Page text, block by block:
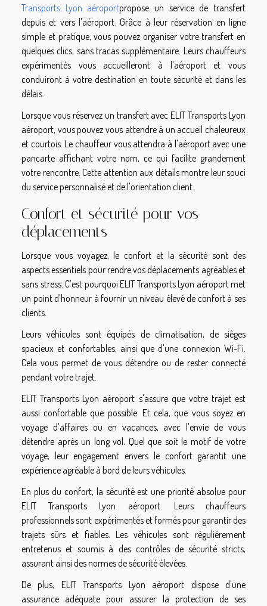
Transports Lyon aéroportpropose un service de transfert
depuis et vers l'aéroport. Grâce à leur réservation en ligne
simple et pratique, vous pouvez organiser votre transfert en
quelques clics, sans tracas supplémentaire. Leurs chauffeurs
expérimentés vous accueilleront à l'aéroport et vous
conduiront à votre destination en toute sécurité et dans les
délais.
Lorsque vous réservez un transfert avec ELIT Transports Lyon
aéroport, vous pouvez vous attendre à un accueil chaleureux
et courtois. Le chauffeur vous attendra à l'aéroport avec une
pancarte affichant votre nom, ce qui facilite grandement
votre rencontre. Cette attention aux détails montre leur souci
du service personnalisé et de l'orientation client.
Confort et sécurité pour vos
déplacements
Lorsque vous voyagez, le confort et la sécurité sont des
aspects essentiels pour rendre vos déplacements agréables et
sans stress. C'est pourquoi ELIT Transports Lyon aéroport met
un point d'honneur à fournir un niveau élevé de confort à ses
clients.
Leurs véhicules sont équipés de climatisation, de sièges
spacieux et confortables, ainsi que d'une connexion Wi-Fi.
Cela vous permet de vous détendre ou de rester connecté
pendant votre trajet.
ELIT Transports Lyon aéroport s'assure que votre trajet est
aussi confortable que possible. Et cela, que vous soyez en
voyage d'affaires ou en vacances, avec l'envie de vous
détendre après un long vol. Quel que soit le motif de votre
voyage, leur engagement envers le confort garantit une
expérience agréable à bord de leurs véhicules.
En plus du confort, la sécurité est une priorité absolue pour
ELIT Transports Lyon aéroport. Leurs chauffeurs
professionnels sont expérimentés et formés pour garantir des
trajets sûrs et fiables. Les véhicules sont régulièrement
entretenus et soumis à des contrôles de sécurité stricts,
assurant ainsi des normes de sécurité élevées.
De plus, ELIT Transports Lyon aéroport dispose d'une
assurance adéquate pour assurer la protection de ses